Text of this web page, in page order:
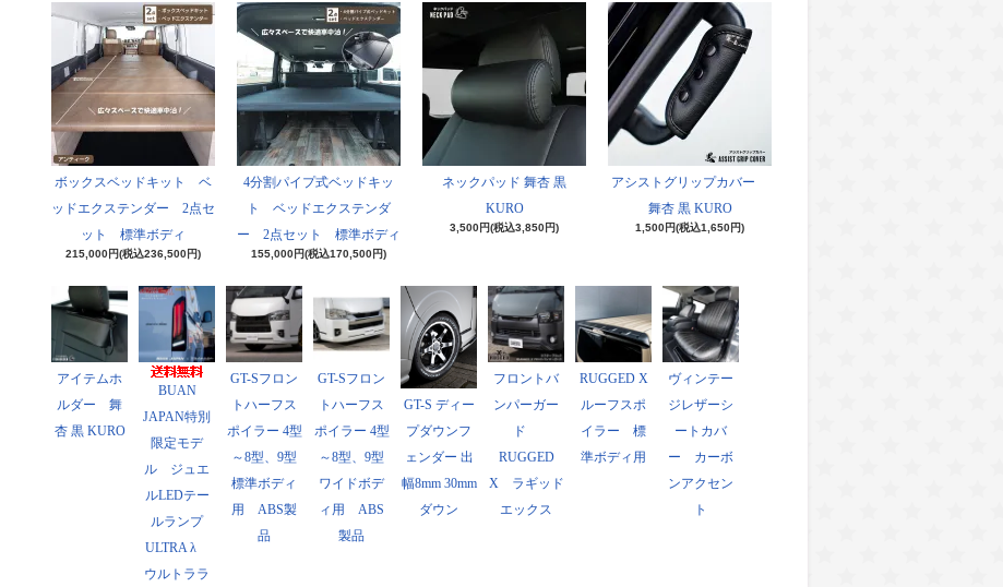
ボックスベッドキット ベ
ッドエクステンダー 2点セ
ット 標準ボディ
215,000円(税込236,500円)
4分割パイプ式ベッドキッ
ト ベッドエクステンダ
ー 2点セット 標準ボディ
155,000円(税込170,500円)
ネックパッド 舞杏 黒
KURO
3,500円(税込3,850円)
アシストグリップカバー
舞杏 黒 KURO
1,500円(税込1,650円)
アイテムホ
ルダー 舞
杏 黒 KURO
BUAN
JAPAN特別
限定モデ
ル ジュエ
ルLEDテー
ルランプ
ULTRA λ
ウルトララ
GT-Sフロン
トハーフス
ポイラー 4型
～8型、9型
標準ボディ
用 ABS製
品
GT-Sフロン
トハーフス
ポイラー 4型
～8型、9型
ワイドボデ
ィ用 ABS
製品
GT-S ディー
プダウンフ
ェンダー 出
幅8mm 30mm
ダウン
フロントバ
ンパーガー
ド
RUGGED
X ラギッド
エックス
RUGGED X
ルーフスポ
イラー 標
準ボディ用
ヴィンテー
ジレザーシ
ートカバ
ー カーボ
ンアクセン
ト